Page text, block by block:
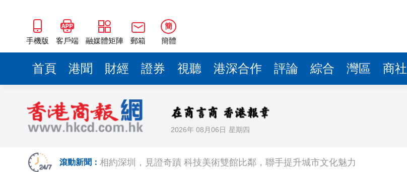
手機版 客戶端 融媒體矩陣 郵箱
簡
簡體
首頁 港聞 財經 證券 視聽 港深合作 評論 綜合 灣區 商社
2026年 08月06日 星期四
滾動新聞：
相約深圳，見證奇蹟 科技美術雙館比鄰，聯手提升城市文化魅力